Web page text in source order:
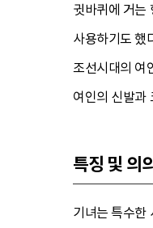
귓바퀴에 거는
사용하기도 했
조선시대의 여
여인의 신발과
특징 및 의
기녀는 특수한